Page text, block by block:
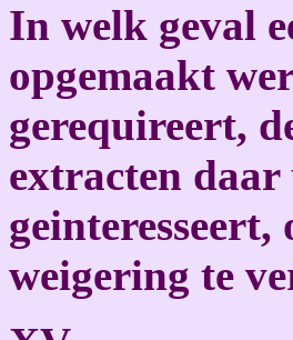
In welk geval
opgemaakt
gerequireert,
extracten daar
weigering te